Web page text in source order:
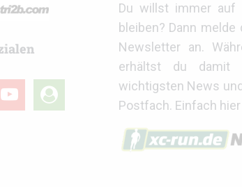
youtube
user-
circle
Du willst immer auf
bleiben? Dann
Newsletter an.
erhältst du damit
wichtigsten News
Postfach. Einfach